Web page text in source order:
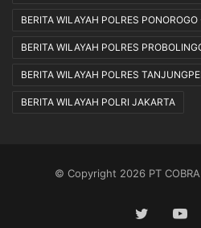
BERITA WILAYAH POLRES
BERITA WILAYAH POLRES
BERITA WILAYAH POLRES
BERITA WILAYAH POLRI JAKARTA
© Copyright 2026 PT COBRA
Twitter